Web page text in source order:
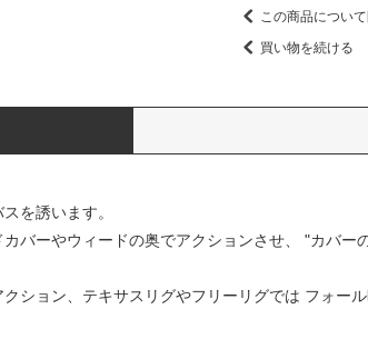
この商品につい
買い物を続ける
を誘います。
バーやウィードの奥でアクションさせ、 "カバー
ション、テキサスリグやフリーリグでは フォー